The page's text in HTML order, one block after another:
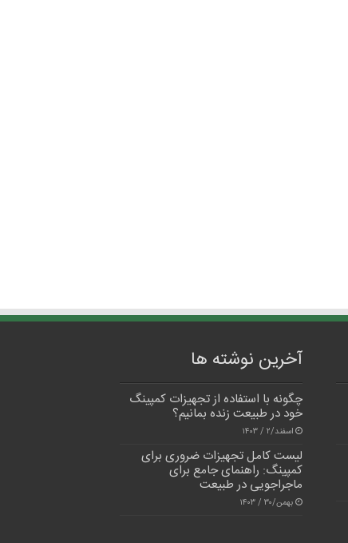
آخرین نوشته ها
چگونه با استفاده از تجهیزات کمپینگ
خود در طبیعت زنده بمانیم؟
اسفند/۲ / ۱۴۰۳
لیست کامل تجهیزات ضروری برای
کمپینگ: راهنمای جامع برای
ماجراجویی در طبیعت
بهمن/۳۰ / ۱۴۰۳